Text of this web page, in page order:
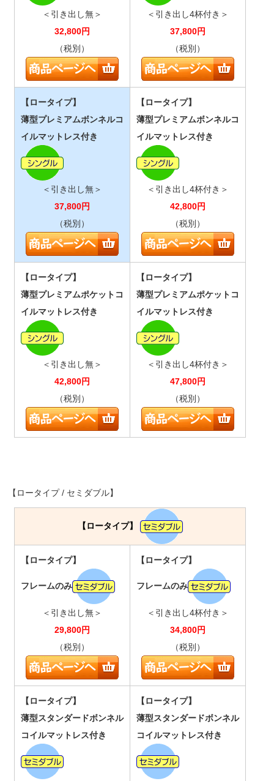
＜引き出し無＞
32,800円
（税別）
＜引き出し4杯付き＞
37,800円
（税別）
【ロータイプ】
薄型プレミアムボンネルコ
イルマットレス付き
＜引き出し無＞
37,800円
（税別）
【ロータイプ】
薄型プレミアムボンネルコ
イルマットレス付き
＜引き出し4杯付き＞
42,800円
（税別）
【ロータイプ】
薄型プレミアムポケットコ
イルマットレス付き
＜引き出し無＞
42,800円
（税別）
【ロータイプ】
薄型プレミアムポケットコ
イルマットレス付き
＜引き出し4杯付き＞
47,800円
（税別）
【ロータイプ / セミダブル】
【ロータイプ】
【ロータイプ】
フレームのみ
＜引き出し無＞
29,800円
（税別）
【ロータイプ】
フレームのみ
＜引き出し4杯付き＞
34,800円
（税別）
【ロータイプ】
薄型スタンダードボンネル
コイルマットレス付き
【ロータイプ】
薄型スタンダードボンネル
コイルマットレス付き